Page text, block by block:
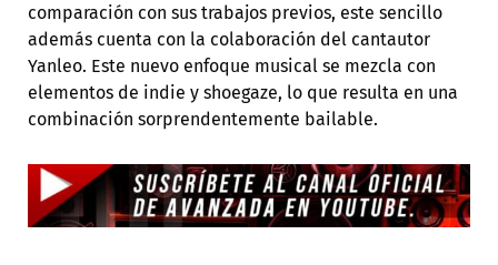
comparación con sus trabajos previos, este sencillo
además cuenta con la colaboración del cantautor
Yanleo. Este nuevo enfoque musical se mezcla con
elementos de indie y shoegaze, lo que resulta en una
combinación sorprendentemente bailable.